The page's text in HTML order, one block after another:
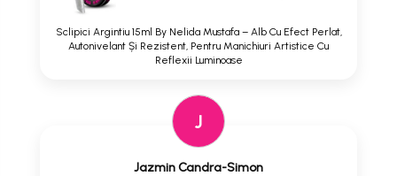
Sclipici Argintiu 15ml By Nelida Mustafa – Alb Cu Efect Perlat,
Autonivelant Și Rezistent, Pentru Manichiuri Artistice Cu
Reflexii Luminoase
J
Jazmin Candra-Simon